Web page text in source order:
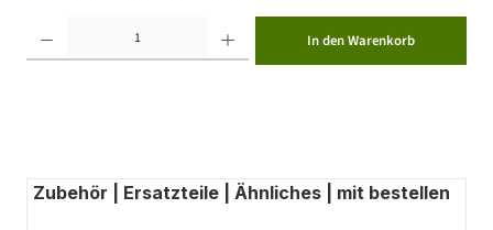
In den Warenkorb
Zubehör | Ersatzteile | Ähnliches | mit bestellen